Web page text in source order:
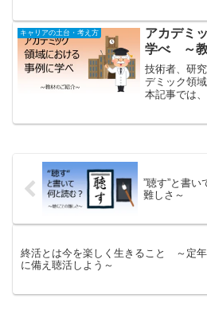
キャリアの土台・考え方
アカデミ
学べ ～教
技術者、研
デミック領
本記事では
”聴す”と書
難しさ～
終活とは今を楽しく生きること ～定年
に備え聴活しよう～